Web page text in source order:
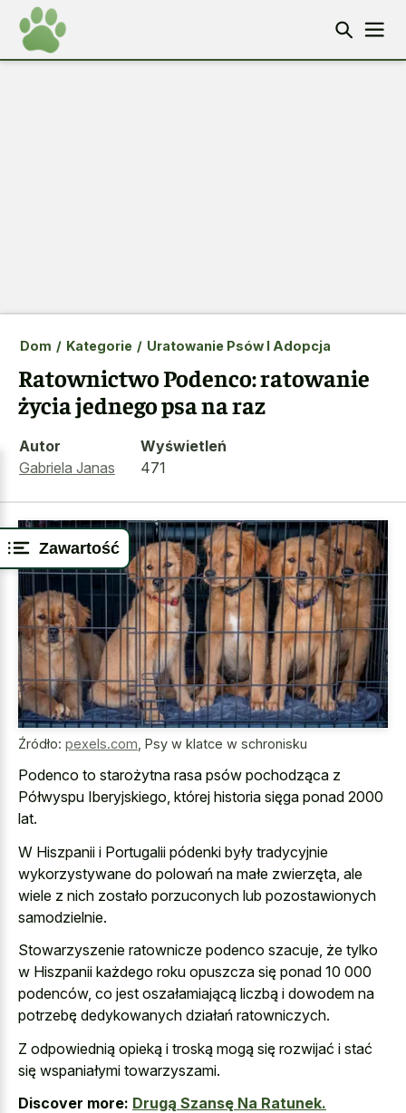
Zawartość
Dom / Kategorie / Uratowanie Psów I Adopcja
Ratownictwo Podenco: ratowanie
życia jednego psa na raz
Autor
Gabriela Janas
Wyświetleń
471
Źródło: pexels.com Psy w klatce w schronisku
Podenco to starożytna rasa psów pochodząca z
Półwyspu Iberyjskiego, której historia sięga ponad 2000
lat.
W Hiszpanii i Portugalii pódenki były tradycyjnie
wykorzystywane do polowań na małe zwierzęta, ale
wiele z nich zostało porzuconych lub pozostawionych
samodzielnie.
Stowarzyszenie ratownicze podenco szacuje, że tylko
w Hiszpanii każdego roku opuszcza się ponad 10 000
podenców, co jest oszałamiającą liczbą i dowodem na
potrzebę dedykowanych działań ratowniczych.
Z odpowiednią opieką i troską mogą się rozwijać i stać
się wspaniałymi towarzyszami.
Discover more: Drugą Szansę Na Ratunek.